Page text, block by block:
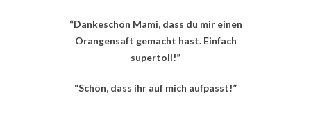
“Dankeschön Mami, dass du mir einen
Orangensaft gemacht hast. Einfach
supertoll!”
“Schön, dass ihr auf mich aufpasst!”